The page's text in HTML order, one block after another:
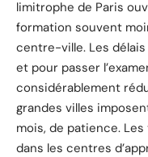
limitrophe de Paris
formation souvent
centre-ville. Les
et pour passer
considérablement
grandes villes
mois, de patience.
dans les centres